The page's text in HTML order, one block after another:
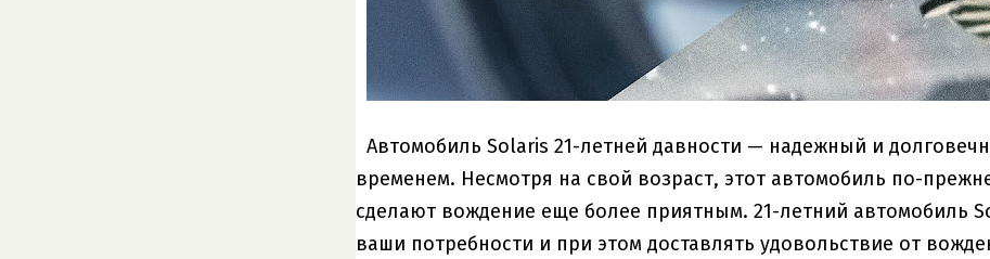
Автомобиль Solaris 21-летней давности — надежный и
временем. Несмотря на свой возраст, этот автомобиль по-
сделают вождение еще более приятным. 21-летний автомобиль
ваши потребности и при этом доставлять удовольствие от